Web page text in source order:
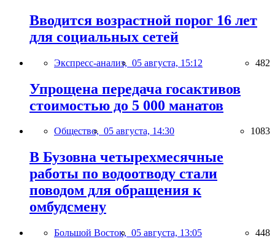
Вводится возрастной порог 16 лет
для социальных сетей
Экспресс-анализ, 05 августа, 15:12 482
Упрощена передача госактивов
стоимостью до 5 000 манатов
Общество, 05 августа, 14:30 1083
В Бузовна четырехмесячные
работы по водоотводу стали
поводом для обращения к
омбудсмену
Большой Восток, 05 августа, 13:05 448